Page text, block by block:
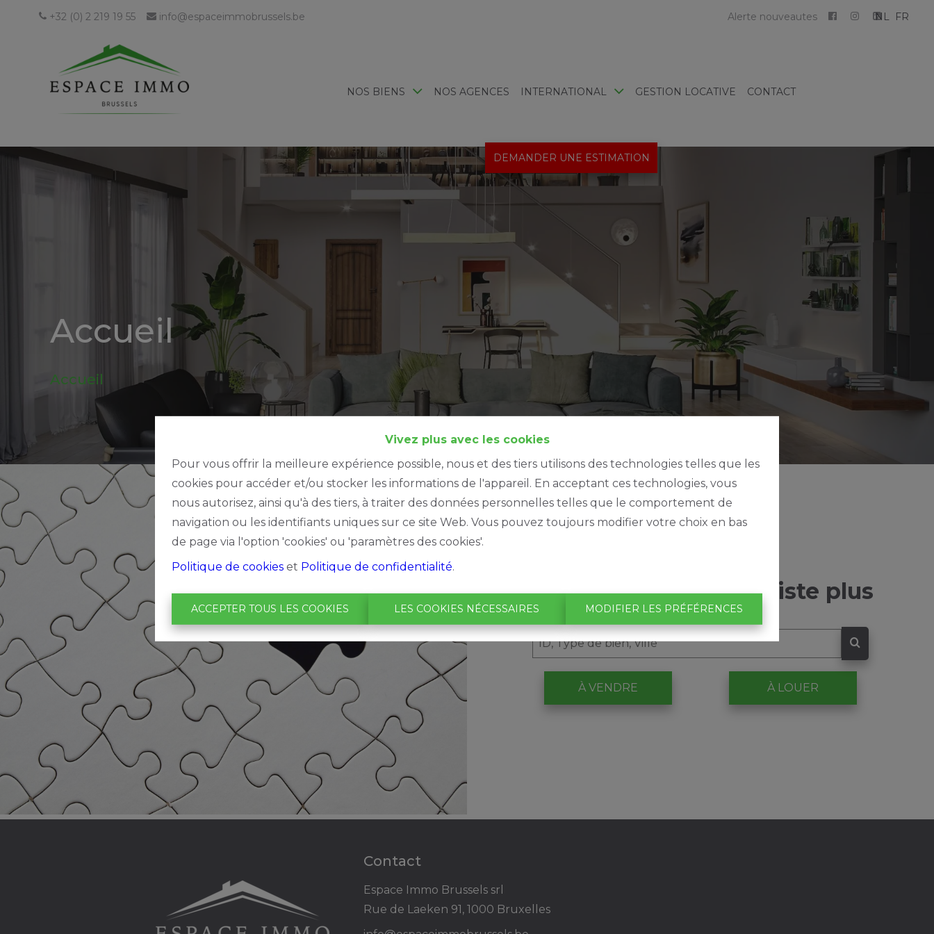
Vivez plus avec les cookies
Pour vous offrir la meilleure expérience possible, nous et des tiers utilisons des technologies telles que les
cookies pour accéder et/ou stocker les informations de l'appareil. En acceptant ces technologies, vous
nous autorisez, ainsi qu'à des tiers, à traiter des données personnelles telles que le comportement de
navigation ou les identifiants uniques sur ce site Web. Vous pouvez toujours modifier votre choix en bas
de page via l'option 'cookies' ou 'paramètres des cookies'.
Politique de cookies et Politique de confidentialité.
ACCEPTER TOUS LES COOKIES LES COOKIES NÉCESSAIRES MODIFIER LES PRÉFÉRENCES
+32 (0) 2 219 19 55 info@espaceimmobrussels.be Alerte nouveautes NL FR
NOS BIENS NOS AGENCES INTERNATIONAL GESTION LOCATIVE CONTACT
DEMANDER UNE ESTIMATION
nouveautes
Accueil
Accueil
Oups, cette page n'existe plus
À VENDRE À LOUER
Contact
Espace Immo Brussels srl
Rue de Laeken 91, 1000 Bruxelles